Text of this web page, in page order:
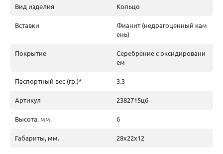
Вид изделия Кольцо
Вставки
Фианит (недрагоценный кам
ень)
Покрытие
Серебрение с оксидировани
ем
Паспортный вес (гр.)* 3.3
Артикул 2382715ц6
Высота, мм. 6
Габариты, мм. 28х22х12